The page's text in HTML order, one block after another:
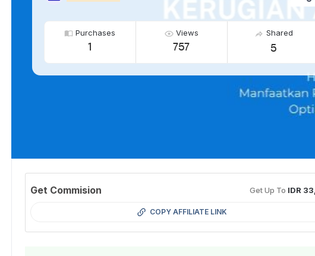
Purchases
1
Views
757
Shared
5
Get Commision Get Up To IDR
COPY AFFILIATE LINK